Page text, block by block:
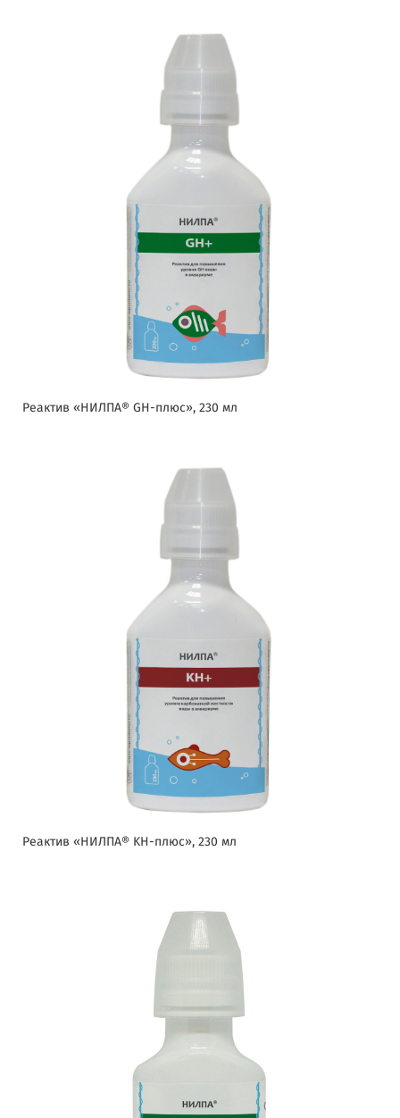
Реактив «НИЛПА® GH-плюс», 230 мл
Реактив «НИЛПА® KH-плюс», 230 мл